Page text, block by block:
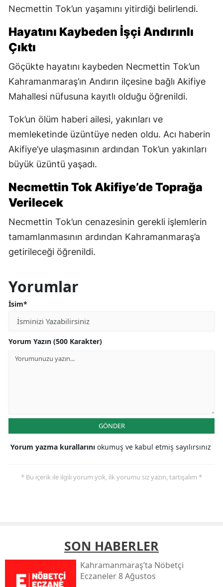
Necmettin Tok’un yaşamını yitirdiği belirlendi.
Hayatını Kaybeden İşçi Andırınlı
Çıktı
Göçükte hayatını kaybeden Necmettin Tok’un
Kahramanmaraş’ın Andırın ilçesine bağlı Akifiye
Mahallesi nüfusuna kayıtlı olduğu öğrenildi.
Tok’un ölüm haberi ailesi, yakınları ve
memleketinde üzüntüye neden oldu. Acı haberin
Akifiye’ye ulaşmasının ardından Tok’un yakınları
büyük üzüntü yaşadı.
Necmettin Tok Akifiye’de Toprağa
Verilecek
Necmettin Tok’un cenazesinin gerekli işlemlerin
tamamlanmasının ardından Kahramanmaraş’a
getirileceği öğrenildi.
Yorumlar
İsim*
Yorum Yazın (500 Karakter)
GÖNDER
Yorum yazma kurallarını okumuş ve kabul etmiş sayılırsınız
* Bu içerik ile ilgili yorum yok, ilk yorumu siz yazın, tartışalım *
SON HABERLER
Kahramanmaraş’ta Nöbetçi
Eczaneler 8 Ağustos